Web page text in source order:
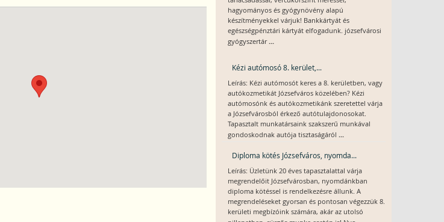
hagyományos és gyógynövény alapú
készítményekkel várjuk! Bankkártyát és
egészségpénztári kártyát elfogadunk. józsefvárosi
gyógyszertár...
Kézi autómosó 8. kerület,...
Leírás: Kézi autómosót keres a 8. kerületben, vagy
autókozmetikát Józsefváros közelében? Kézi
autómosónk és autókozmetikánk szeretettel várja
a Józsefvárosból érkező autótulajdonosokat.
Tapasztalt munkatársaink szakszerű munkával
gondoskodnak autója tisztaságáról ...
Diploma kötés Józsefváros, nyomda...
Leírás: Üzletünk 20 éves tapasztalattal várja
megrendelőit Józsefvárosban, nyomdánkban
diploma kötéssel is rendelkezésre állunk. A
megrendeléseket gyorsan és pontosan végezzük 8.
kerületi megbízóink számára, akár az utolsó